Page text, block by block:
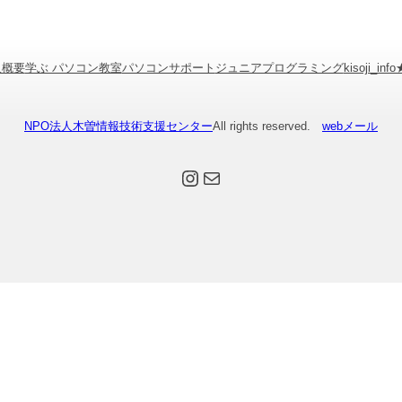
要学ぶ パソコン教室パソコンサポート ジュニアプログラミング
NPO法人木曽情報技術支援センターAll rights reserved. webメール
Instagram メール